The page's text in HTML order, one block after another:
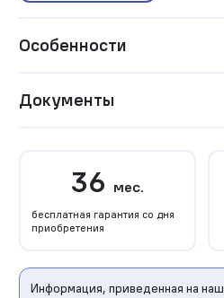
Особенности
Документы
36 мес.
бесплатная гарантия со дня
приобретения
Информация, приведенная на